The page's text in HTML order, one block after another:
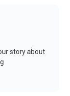
story about